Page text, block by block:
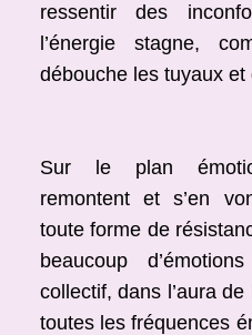
ressentir des
l’énergie stagne,
débouche les tuyaux
Sur le plan
remontent et s’en
toute forme de
beaucoup
collectif, dans l’aura
toutes les fréquences